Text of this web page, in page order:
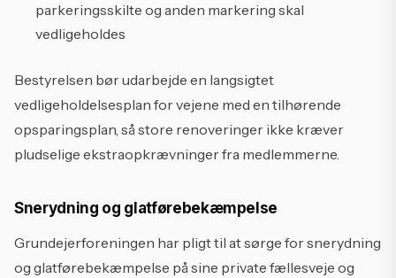
parkeringsskilte og anden markering skal
vedligeholdes
Bestyrelsen bør udarbejde en langsigtet
vedligeholdelsesplan for vejene med en tilhørende
opsparingsplan, så store renoveringer ikke kræver
pludselige ekstraopkrævninger fra medlemmerne.
Snerydning og glatførebekæmpelse
Grundejerforeningen har pligt til at sørge for snerydning
og glatførebekæmpelse på sine private fællesveje og